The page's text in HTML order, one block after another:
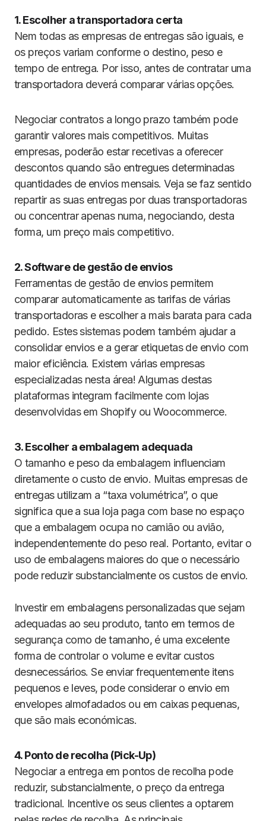
1. Escolher a transportadora certa
Nem todas as empresas de entregas são iguais, e
os preços variam conforme o destino, peso e
tempo de entrega. Por isso, antes de contratar uma
transportadora deverá comparar várias opções.
Negociar contratos a longo prazo também pode
garantir valores mais competitivos. Muitas
empresas, poderão estar recetivas a oferecer
descontos quando são entregues determinadas
quantidades de envios mensais. Veja se faz sentido
repartir as suas entregas por duas transportadoras
ou concentrar apenas numa, negociando, desta
forma, um preço mais competitivo.
2. Software de gestão de envios
Ferramentas de gestão de envios permitem
comparar automaticamente as tarifas de várias
transportadoras e escolher a mais barata para cada
pedido. Estes sistemas podem também ajudar a
consolidar envios e a gerar etiquetas de envio com
maior eficiência. Existem várias empresas
especializadas nesta área! Algumas destas
plataformas integram facilmente com lojas
desenvolvidas em Shopify ou Woocommerce.
3. Escolher a embalagem adequada
O tamanho e peso da embalagem influenciam
diretamente o custo de envio. Muitas empresas de
entregas utilizam a “taxa volumétrica”, o que
significa que a sua loja paga com base no espaço
que a embalagem ocupa no camião ou avião,
independentemente do peso real. Portanto, evitar o
uso de embalagens maiores do que o necessário
pode reduzir substancialmente os custos de envio.
Investir em embalagens personalizadas que sejam
adequadas ao seu produto, tanto em termos de
segurança como de tamanho, é uma excelente
forma de controlar o volume e evitar custos
desnecessários. Se enviar frequentemente itens
pequenos e leves, pode considerar o envio em
envelopes almofadados ou em caixas pequenas,
que são mais económicas.
4. Ponto de recolha (Pick-Up)
Negociar a entrega em pontos de recolha pode
reduzir, substancialmente, o preço da entrega
tradicional. Incentive os seus clientes a optarem